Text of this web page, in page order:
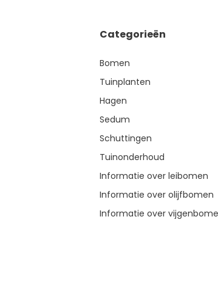
Categorieën
Bomen
Tuinplanten
Hagen
Sedum
Schuttingen
Tuinonderhoud
Informatie over leibomen
Informatie over olijfbomen
Informatie over